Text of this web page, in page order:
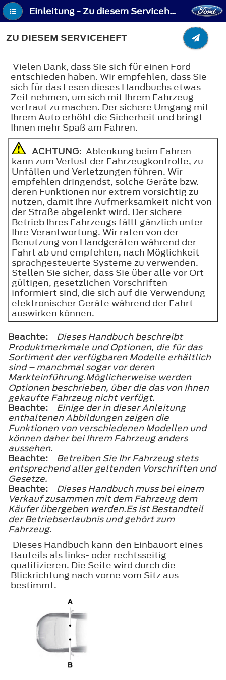
Einleitung - Zu diesem Serviceheft
ZU DIESEM SERVICEHEFT
Vielen Dank, dass Sie sich für einen Ford
entschieden haben. Wir empfehlen, dass Sie
sich für das Lesen dieses Handbuchs etwas
Zeit nehmen, um sich mit Ihrem Fahrzeug
vertraut zu machen. Der sichere Umgang mit
Ihrem Auto erhöht die Sicherheit und bringt
Ihnen mehr Spaß am Fahren.
ACHTUNG: Ablenkung beim Fahren
kann zum Verlust der Fahrzeugkontrolle, zu
Unfällen und Verletzungen führen. Wir
empfehlen dringendst, solche Geräte bzw.
deren Funktionen nur extrem vorsichtig zu
nutzen, damit Ihre Aufmerksamkeit nicht von
der Straße abgelenkt wird. Der sichere
Betrieb Ihres Fahrzeugs fällt gänzlich unter
Ihre Verantwortung. Wir raten von der
Benutzung von Handgeräten während der
Fahrt ab und empfehlen, nach Möglichkeit
sprachgesteuerte Systeme zu verwenden.
Stellen Sie sicher, dass Sie über alle vor Ort
gültigen, gesetzlichen Vorschriften
informiert sind, die sich auf die Verwendung
elektronischer Geräte während der Fahrt
auswirken können.
Beachte:
Dieses Handbuch beschreibt
Produktmerkmale und Optionen, die für das
Sortiment der verfügbaren Modelle erhältlich
sind – manchmal sogar vor deren
Markteinführung.Möglicherweise werden
Optionen beschrieben, über die das von Ihnen
gekaufte Fahrzeug nicht verfügt.
Beachte:
Einige der in dieser Anleitung
enthaltenen Abbildungen zeigen die
Funktionen von verschiedenen Modellen und
können daher bei Ihrem Fahrzeug anders
aussehen.
Beachte:
Betreiben Sie Ihr Fahrzeug stets
entsprechend aller geltenden Vorschriften und
Gesetze.
Beachte:
Dieses Handbuch muss bei einem
Verkauf zusammen mit dem Fahrzeug dem
Käufer übergeben werden.Es ist Bestandteil
der Betriebserlaubnis und gehört zum
Fahrzeug.
Dieses Handbuch kann den Einbauort eines
Bauteils als links- oder rechtsseitig
qualifizieren. Die Seite wird durch die
Blickrichtung nach vorne vom Sitz aus
bestimmt.